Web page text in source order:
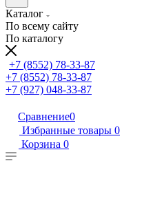
Каталог
По всему сайту
По каталогу
+7 (8552) 78-33-87
+7 (8552) 78-33-87
+7 (927) 048-33-87
Сравнение0
Избранные товары 0
Корзина 0